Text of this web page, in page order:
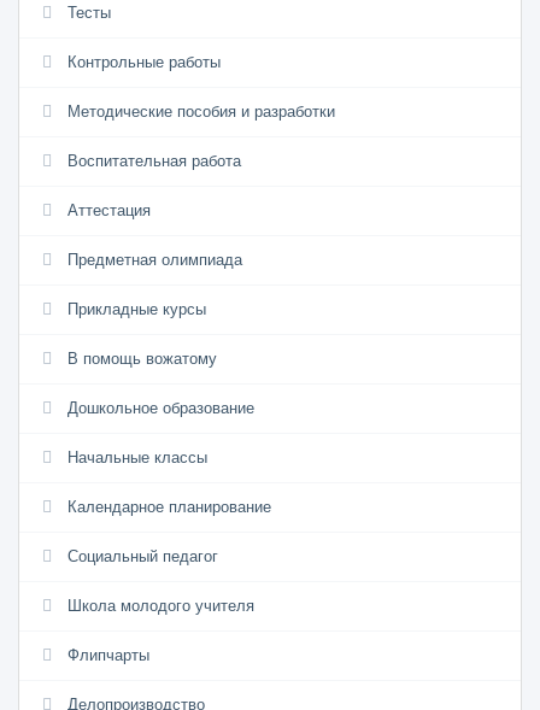
Тесты
Контрольные работы
Методические пособия и разработки
Воспитательная работа
Аттестация
Предметная олимпиада
Прикладные курсы
В помощь вожатому
Дошкольное образование
Начальные классы
Календарное планирование
Социальный педагог
Школа молодого учителя
Флипчарты
Делопроизводство